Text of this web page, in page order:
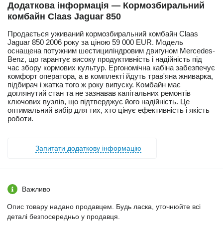
Додаткова інформація — Кормозбиральний
комбайн Claas Jaguar 850
Продається уживаний кормозбиральний комбайн Claas
Jaguar 850 2006 року за ціною 59 000 EUR. Модель
оснащена потужним шестициліндровим двигуном Mercedes-
Benz, що гарантує високу продуктивність і надійність під
час збору кормових культур. Ергономічна кабіна забезпечує
комфорт оператора, а в комплекті йдуть трав'яна жниварка,
підбирач і жатка того ж року випуску. Комбайн має
доглянутий стан та не зазнавав капітальних ремонтів
ключових вузлів, що підтверджує його надійність. Це
оптимальний вибір для тих, хто цінує ефективність і якість
роботи.
Запитати додаткову інформацію
Важливо
Опис товару надано продавцем. Будь ласка, уточнюйте всі
деталі безпосередньо у продавця.